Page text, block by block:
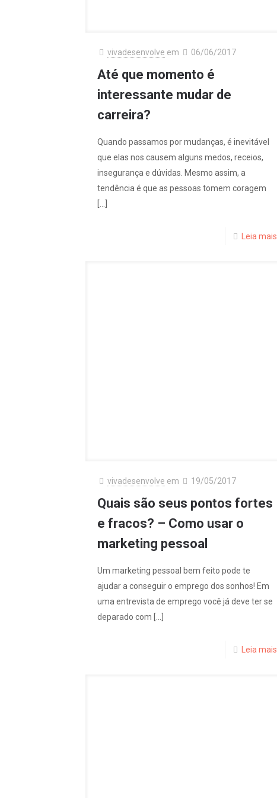
vivadesenvolve em 06/06/2017
Até que momento é
interessante mudar de
carreira?
Quando passamos por mudanças, é inevitável
que elas nos causem alguns medos, receios,
insegurança e dúvidas. Mesmo assim, a
tendência é que as pessoas tomem coragem
Leia mais
vivadesenvolve em 19/05/2017
Quais são seus pontos fortes
e fracos? – Como usar o
marketing pessoal
Um marketing pessoal bem feito pode te
ajudar a conseguir o emprego dos sonhos! Em
uma entrevista de emprego você já deve ter se
deparado com […]
Leia mais